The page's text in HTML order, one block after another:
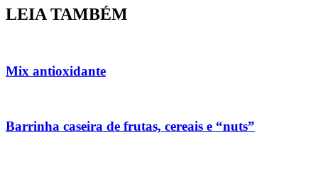
LEIA TAMBÉM
Mix antioxidante
Barrinha caseira de frutas, cereais e “nuts”